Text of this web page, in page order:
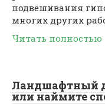
подвешивания
многих других
Читать полностью
Ландшафтный
или наймите